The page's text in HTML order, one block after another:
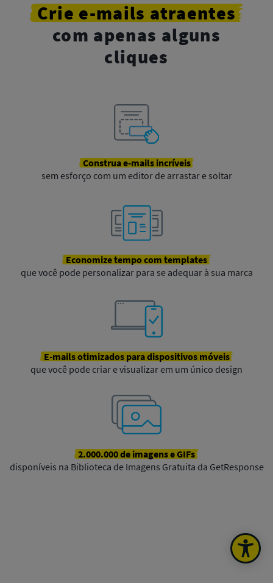
Crie e-mails atraentes
com apenas alguns
cliques
Construae-mails incríveis
sem esforço com um editor de arrastar e soltar
Economizetempocom templates
que você pode personalizar para se adequar à sua marca
E-mailsotimizados para dispositivos móveis
que você pode criar e visualizar em um único design
2.000.000de imagenseGIFs
disponíveis na Biblioteca de Imagens Gratuita da GetResponse